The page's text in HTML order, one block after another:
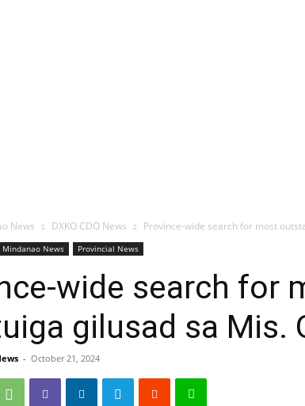
News DXKO CDO News Province-wide search for most
Mindanao News Provincial News
wide search for
gilusad sa Mis.
- October 21, 2024